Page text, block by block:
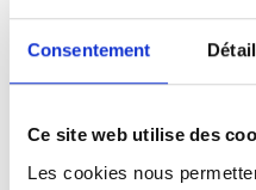
Consentement
Ce site web utilise des
Les cookies nous
À vous de
inconvénients. En
Mais il ne dispose